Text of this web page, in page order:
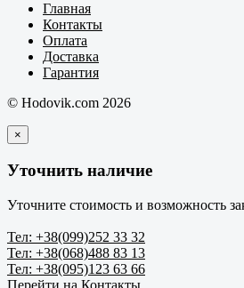
Главная
Контакты
Оплата
Доставка
Гарантия
© Hodovik.com 2026
×
Уточнить наличие
Уточните стоимость и возможность
Тел: +38(099)252 33 32
Тел: +38(068)488 83 13
Тел: +38(095)123 63 66
Перейти на Контакты